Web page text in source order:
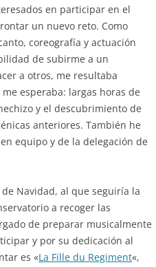
en participar en el
un nuevo reto. Como
coreografía y actuación
de subirme a un
a otros, me resultaba
esperaba: largas horas de
y el descubrimiento de
anteriores. También he
equipo y de la delegación de
Navidad, al que seguiría la
a recoger las
de preparar musicalmente
y por su dedicación al
es «La Fille du Regiment«,